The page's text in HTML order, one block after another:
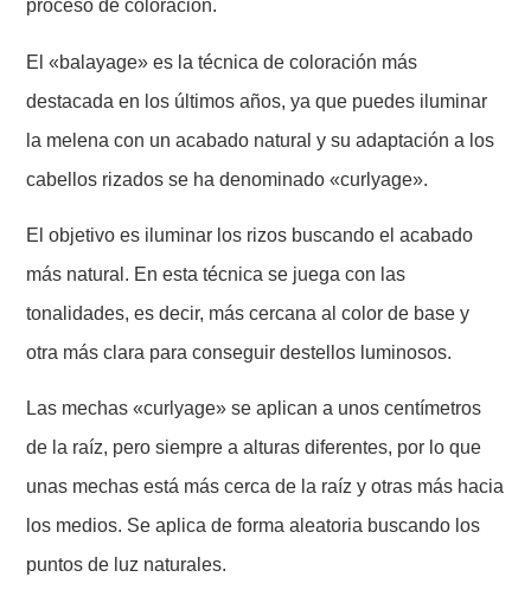
proceso de coloración.
El «balayage» es la técnica de coloración más
destacada en los últimos años, ya que puedes iluminar
la melena con un acabado natural y su adaptación a los
cabellos rizados se ha denominado «curlyage».
El objetivo es iluminar los rizos buscando el acabado
más natural. En esta técnica se juega con las
tonalidades, es decir, más cercana al color de base y
otra más clara para conseguir destellos luminosos.
Las mechas «curlyage» se aplican a unos centímetros
de la raíz, pero siempre a alturas diferentes, por lo que
unas mechas está más cerca de la raíz y otras más hacia
los medios. Se aplica de forma aleatoria buscando los
puntos de luz naturales.